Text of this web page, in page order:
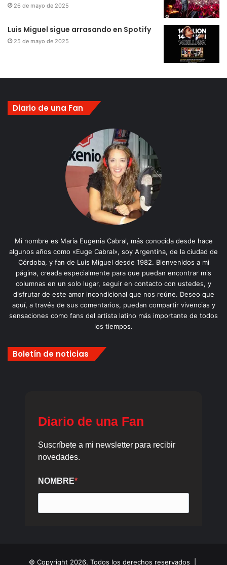
26 de mayo de 2025
Luis Miguel sigue arrasando en Spotify
25 de mayo de 2025
Diario de una Fan
Mi nombre es María Eugenia Cabral, más conocida desde hace
algunos años como «Euge Cabral», soy Argentina, de la ciudad de
Córdoba, y fan de Luis Miguel desde 1982. Bienvenidos a mi
página, creada especialmente para que puedan encontrar mis
columnas en un solo lugar, seguir en contacto con ustedes, y
disfrutar de este amor incondicional que nos reúne. Deseo que
aquí, a través de sus comentarios, puedan compartir vivencias y
sensaciones como fans del artista latino más importante de todos
los tiempos.
Boletín de noticias
© Copyright 2026, Todos los derechos reservados |